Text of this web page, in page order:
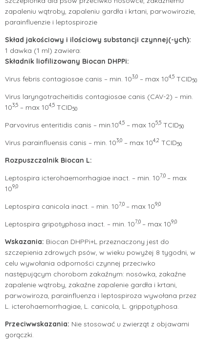
zapaleniu wątroby, zapaleniu gardła i krtani, parwowirozie,
parainfluenzie i leptospirozie
Skład jakościowy i ilościowy substancji czynnej(-ych):
1 dawka (1 ml) zawiera:
Składnik liofilizowany Biocan DHPPi:
Virus febris contagiosae canis – min. 103,0 – max 104,5 TCID50
Virus laryngotracheitidis contagiosae canis (CAV-2) – min.
103,5 – max 104,5 TCID50
Parvovirus enteritidis canis – min.104,5 – max 105,5 TCID50
Virus parainfluensis canis – min. 103,0 – max 104,2 TCID50
Rozpuszczalnik Biocan L:
Leptospira icterohaemorrhagiae inact. – min. 107,0 – max
109,0
Leptospira canicola inact. – min. 107,0 – max 109,0
Leptospira gripotyphosa inact. – min. 107,0 – max 109,0
Wskazania: Biocan DHPPi+L przeznaczony jest do
szczepienia zdrowych psów, w wieku powyżej 8 tygodni, w
celu wywołania odporności czynnej przeciwko
następującym chorobom zakaźnym: nosówka, zakaźne
zapalenie wątroby, zakaźne zapalenie gardła i krtani,
parwowiroza, parainfluenza i leptospiroza wywołana przez
L. icterohaemorrhagiae, L. canicola, L. grippotyphosa.
Przeciwwskazania: Nie stosować u zwierząt z objawami
gorączki.